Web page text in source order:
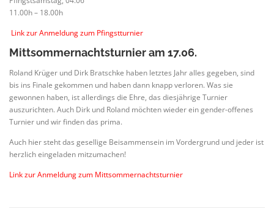
11.00h – 18.00h
Link zur Anmeldung zum Pfingstturnier
Mittsommernachtsturnier am 17.06.
Roland Krüger und Dirk Bratschke haben letztes Jahr alles gegeben, sind
bis ins Finale gekommen und haben dann knapp verloren. Was sie
gewonnen haben, ist allerdings die Ehre, das diesjährige Turnier
auszurichten. Auch Dirk und Roland möchten wieder ein gender-offenes
Turnier und wir finden das prima.
Auch hier steht das gesellige Beisammensein im Vordergrund und jeder ist
herzlich eingeladen mitzumachen!
Link zur Anmeldung zum Mittsommernachtsturnier